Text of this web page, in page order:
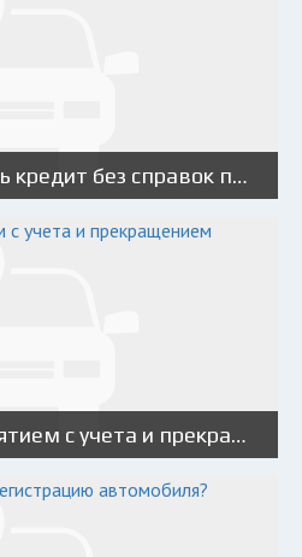
Можно ли получить кредит без справок под залог автомобиля?
Разница между снятием с учета и прекращением регистрации авто